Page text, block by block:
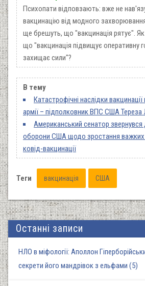
Психопати відповзають: вже не
вакцинацію від модного
ще брешуть, що "вакцинація рятує".
що "вакцинація підвищує оперативну
захищає сили"?
В тему
Катастрофічні наслідки
армії – підполковник ВПС США Тереза
Американський сенатор
оборони США щодо зростання важких
ковід-вакцинації
Теги вакцинація США
Останні записи
НЛО в міфології: Аполлон
секрети його мандрівок з ельфами (5)